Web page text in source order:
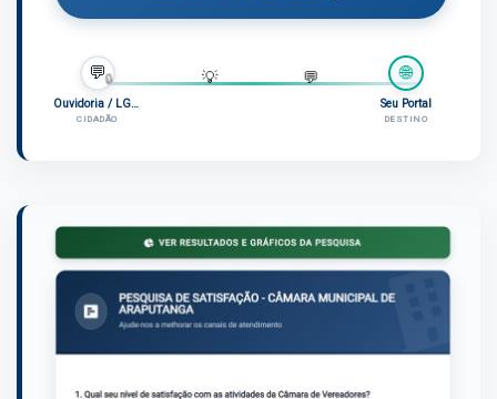
💬
Ouvidoria / LGPD
CIDADÃO
❓
💬 💡
🔒 🌐
Seu Portal
DESTINO